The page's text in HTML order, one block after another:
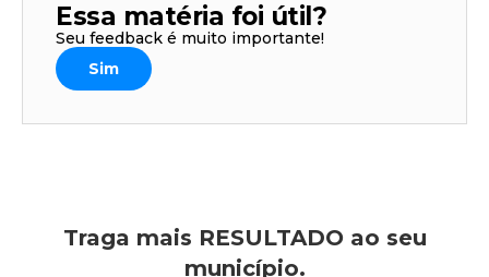
Essa matéria foi útil?
Seu feedback é muito importante!
Sim
Traga mais RESULTADO ao seu
município.